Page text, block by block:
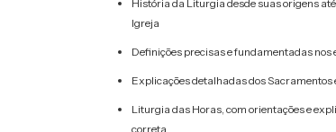
História da Liturgia desde suas origens
Igreja
Definições precisas e fundamentadas
Explicações detalhadas dos Sacramentos
Liturgia das Horas, com orientações e
correta